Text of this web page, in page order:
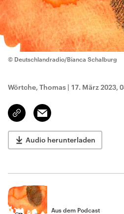
© Deutschlandradio/Bianca Schalburg
Wörtche, Thomas | 17. März 2023,
Link
kopieren/teilen
Email
Audio herunterladen
Aus dem Podcast